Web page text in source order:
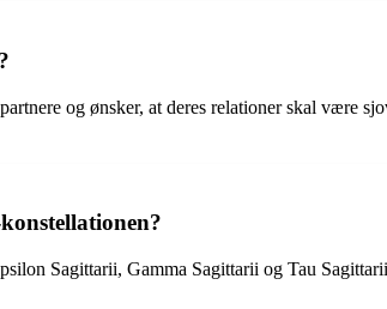
og ønsker, at deres relationer skal være
Sagittarii, Gamma Sagittarii og Tau